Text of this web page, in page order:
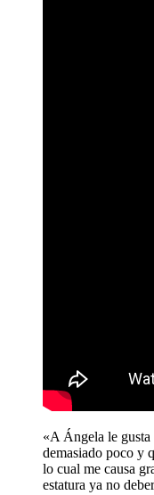
«A Ángela le
demasiado poco y
lo cual me causa
estatura ya no